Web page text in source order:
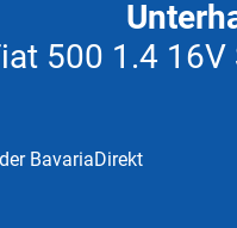
500 1.4
BavariaDirekt